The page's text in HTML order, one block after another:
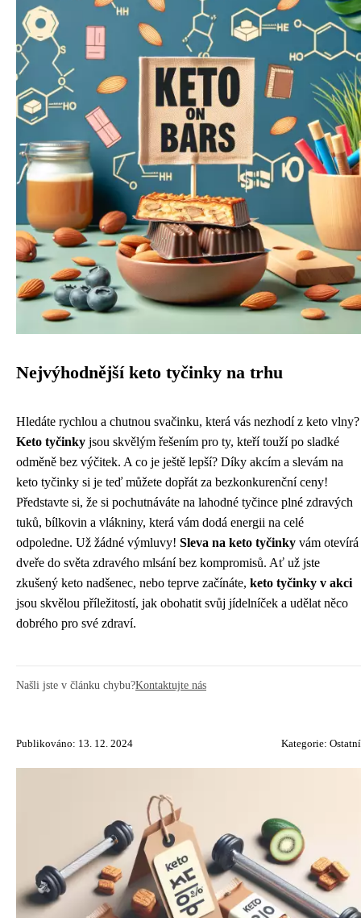
Nejvýhodnější keto tyčinky na trhu
Hledáte rychlou a chutnou svačinku, která vás nezhodí z keto vlny?
Keto tyčinky jsou skvělým řešením pro ty, kteří touží po sladké
odměně bez výčitek. A co je ještě lepší? Díky akcím a slevám na
keto tyčinky si je teď můžete dopřát za bezkonkurenční ceny!
Představte si, že si pochutnáváte na lahodné tyčince plné zdravých
tuků, bílkovin a vlákniny, která vám dodá energii na celé
odpoledne. Už žádné výmluvy! Sleva na keto tyčinky vám otevírá
dveře do světa zdravého mlsání bez kompromisů. Ať už jste
zkušený keto nadšenec, nebo teprve začínáte, keto tyčinky v akci
jsou skvělou příležitostí, jak obohatit svůj jídelníček a udělat něco
dobrého pro své zdraví.
Našli jste v článku chybu?Kontaktujte nás
Publikováno: 13. 12. 2024 Kategorie: Ostatní